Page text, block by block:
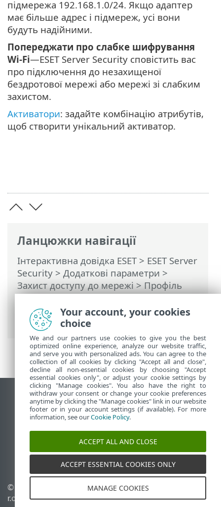
Ланцюжки навігації
Інтерактивна довідка ESET> ESET Server
Security > Додаткові параметри >
Захист доступу до мережі>Профіль
підключення до мережі> Додавання
або редагування профілю мережевого
підключення
підмережа 192.168.1.0/24. Якщо адаптер
має більше адрес і підмереж, усі вони
будуть надійними.
Попереджати про слабке шифрування
Wi-Fi—ESET Server Security сповістить вас
про підключення до незахищеної
бездротової мережі або мережі зі слабким
захистом.
Активатори: задайте комбінацію атрибутів,
щоб створити унікальний активатор.
Переглянути повну версію
End of Life
База знань ESET
Форум ESET
ESET Status Portal
Регіональна підтримка
©
ESET, spol. s
r.o. - Усі права захищено.
Керувати файлами cookie
Політика щодо файлів
Your account, your cookies
choice
We and our partners use cookies to give you the best
optimized online experience, analyze our website traffic,
and serve you with personalized ads. You can agree to the
collection of all cookies by clicking "Accept all and close",
decline all non-essential cookies by choosing "Accept
essential cookies only", or adjust your cookie settings by
clicking "Manage cookies". You also have the right to
withdraw your consent or change your cookie preferences
anytime by clicking the "Manage cookies" link in our website
footer or in your account settings (if available). For more
information, see ourCookie Policy.
ACCEPT ALL AND CLOSE
ACCEPT ESSENTIAL COOKIES ONLY
MANAGE COOKIES